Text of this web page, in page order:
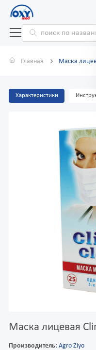
Главная Маска
Характеристики
Маска лицевая
Производитель: Agro Ziyo